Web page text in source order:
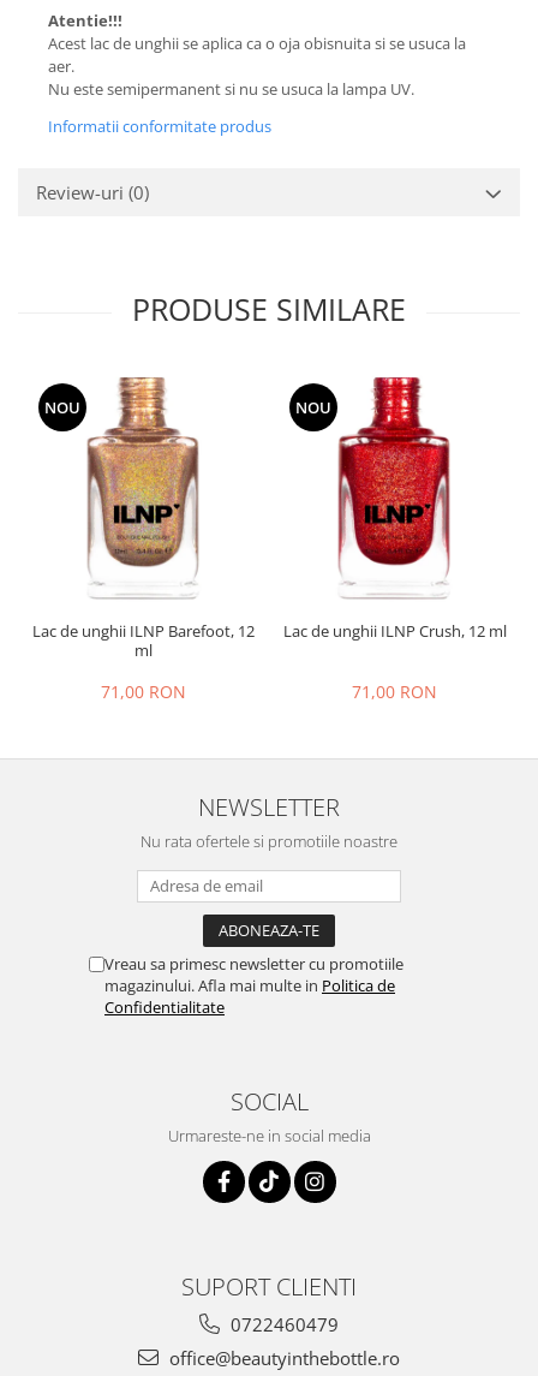
Atentie!!!
Acest lac de unghii se aplica ca o oja obisnuita si se usuca la
aer.
Nu este semipermanent si nu se usuca la lampa UV.
Informatii conformitate produs
Review-uri (0)
PRODUSE SIMILARE
NOU
Lac de unghii ILNP Barefoot, 12
ml
71,00 RON
NOU
Lac de unghii ILNP Crush, 12 ml
71,00 RON
NEWSLETTER
Nu rata ofertele si promotiile noastre
Vreau sa primesc newsletter cu promotiile
magazinului. Afla mai multe in Politica de
Confidentialitate
SOCIAL
Urmareste-ne in social media
SUPORT CLIENTI
0722460479
office@beautyinthebottle.ro